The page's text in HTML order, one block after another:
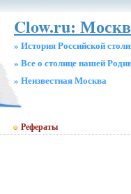
Clow.ru:
» История Российской
» Все о столице нашей
» Неизвестная Москва
Рефераты